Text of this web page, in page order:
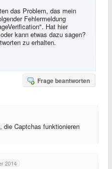
das Problem, das mein
Fehlermeldung
Hat hier
kann etwas dazu sagen?
zu erhalten.
Frage beantworten
die Captchas funktionieren
2014